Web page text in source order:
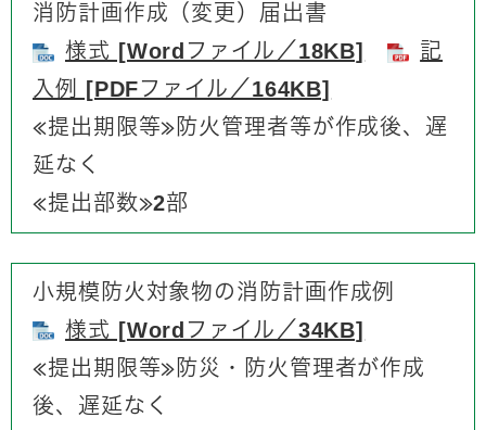
消防計画作成（変更）届出書
様式 [Wordファイル／18KB]
記
入例 [PDFファイル／164KB]
≪提出期限等≫防火管理者等が作成後、遅
延なく
≪提出部数≫2部
小規模防火対象物の消防計画作成例
様式 [Wordファイル／34KB]
≪提出期限等≫防災・防火管理者が作成
後、遅延なく